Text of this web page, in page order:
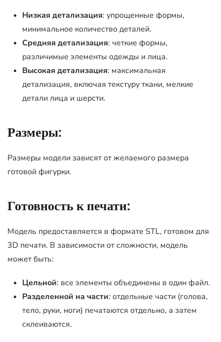
Низкая детализация: упрощенные формы,
минимальное количество деталей.
Средняя детализация: четкие формы,
различимые элементы одежды и лица.
Высокая детализация: максимальная
детализация, включая текстуру ткани, мелкие
детали лица и шерсти.
Размеры:
Размеры модели зависят от желаемого размера
готовой фигурки.
Готовность к печати:
Модель предоставляется в формате STL, готовом для
3D печати. В зависимости от сложности, модель
может быть:
Цельной: все элементы объединены в один файл.
Разделенной на части: отдельные части (голова,
тело, руки, ноги) печатаются отдельно, а затем
склеиваются.